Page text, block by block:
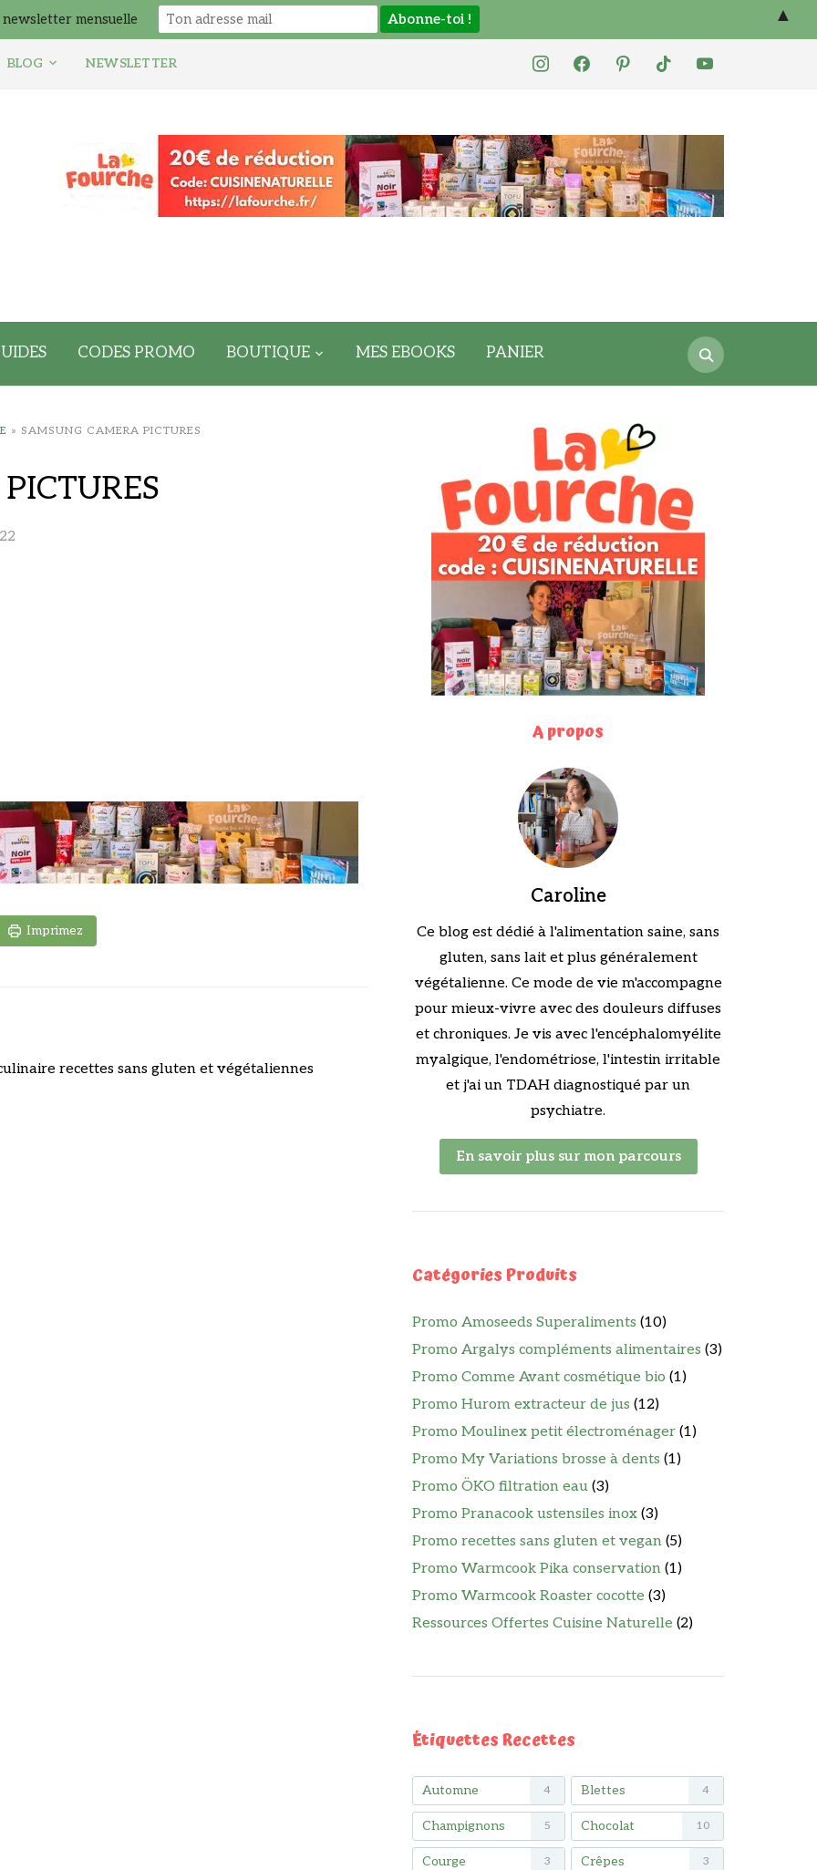
instagramfacebookpinteresttiktok youtube
BLOG NEWSLETTER
Search
for:
CODES PROMO BOUTIQUE MES EBOOKS PANIER
» SAMSUNG CAMERA PICTURES
Imprimez
recettes sans gluten et végétaliennes
A propos
Caroline
Ce blog est dédié à l'alimentation saine, sans
gluten, sans lait et plus généralement
végétalienne. Ce mode de vie m'accompagne
pour mieux-vivre avec des douleurs diffuses
et chroniques. Je vis avec l'encéphalomyélite
myalgique, l'endométriose, l'intestin irritable
et j'ai un TDAH diagnostiqué par un
psychiatre.
En savoir plus sur mon parcours
Catégories Produits
Promo Amoseeds Superaliments (10)
Promo Argalys compléments alimentaires (3)
Promo Comme Avant cosmétique bio (1)
Promo Hurom extracteur de jus (12)
Promo Moulinex petit électroménager (1)
Promo My Variations brosse à dents (1)
Promo ÖKO filtration eau (3)
Promo Pranacook ustensiles inox (3)
Promo recettes sans gluten et vegan (5)
Promo Warmcook Pika conservation (1)
Promo Warmcook Roaster cocotte (3)
Ressources Offertes Cuisine Naturelle (2)
Étiquettes Recettes
Automne 4 Blettes 4
Champignons 5 Chocolat 10
Courge 3 Crêpes 3
newsletter mensuelle ▲